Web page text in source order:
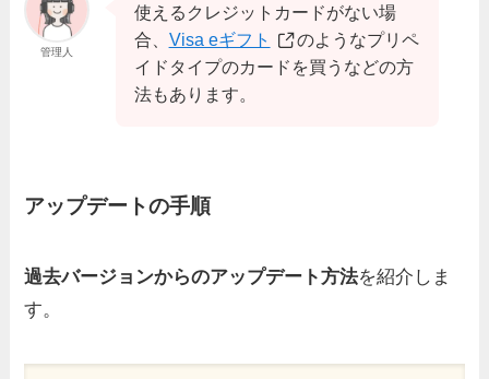
管理人
使えるクレジットカードがない場
合、 Visa eギフト
のようなプリペ
イドタイプのカードを買うなどの方
法もあります。
アップデートの手順
過去バージョンからのアップデート方法を紹介しま
す。